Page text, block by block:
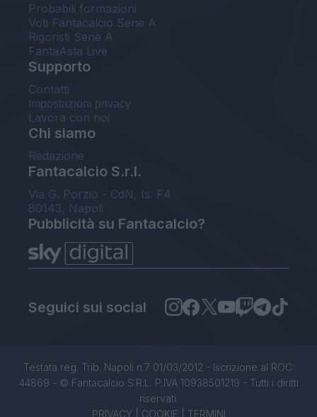
Probabili formazioni
Voti Fantacalcio Serie A
Rigoristi Serie A
FantaAsta Live
Supporto
Contatti
Impostazioni privacy
Lavora con noi
Chi siamo
Redazione
Fantacalcio S.r.l.
Via G. Porzio - CdN, Is. F4
80143, Napoli
Pubblicità su Fantacalcio?
Seguici sui social
Testata reg. Trib. Napoli n.7 01/03/2012 - Iscrizione al ROC:
44869 - © Fantacalcio S.R.L. P.IVA 10938501219 - Tutti i diritti
riservati.
PRIVACY| COOKIE TERMINI